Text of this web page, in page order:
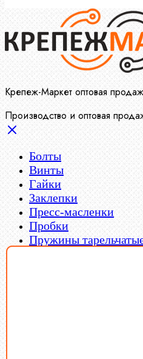
Винты
Гайки
Заклепки
Пресс-масленки
Пробки
Пружины тарельчатые
Стопорные кольца